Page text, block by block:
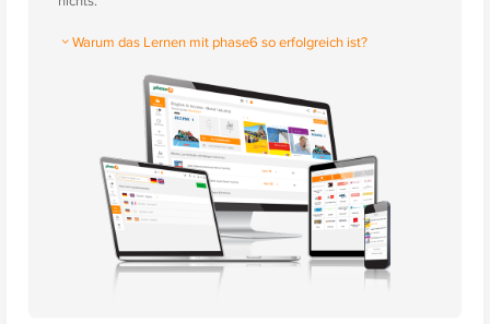
Warum das Lernen mit phase6 so erfolgreich ist?